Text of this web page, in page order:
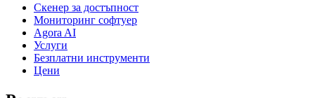
Скенер за достъпност
Мониторинг софтуер
Agora AI
Услуги
Безплатни инструменти
Цени